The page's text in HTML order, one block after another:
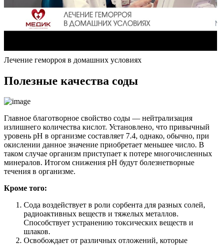
Лечение геморроя в домашних условиях
Полезные качества соды
Главное благотворное свойство соды — нейтрализация
излишнего количества кислот. Установлено, что привычный
уровень pH в организме составляет 7.4, однако, обычно, при
окислении данное значение приобретает меньшее число. В
таком случае организм приступает к потере многочисленных
минералов. Итогом снижения pH будут болезнетворные
течения в организме.
Кроме того:
Сода воздействует в роли сорбента для разных солей,
радиоактивных веществ и тяжелых металлов.
Способствует устранению токсических веществ и
шлаков.
Освобождает от различных отложений, которые